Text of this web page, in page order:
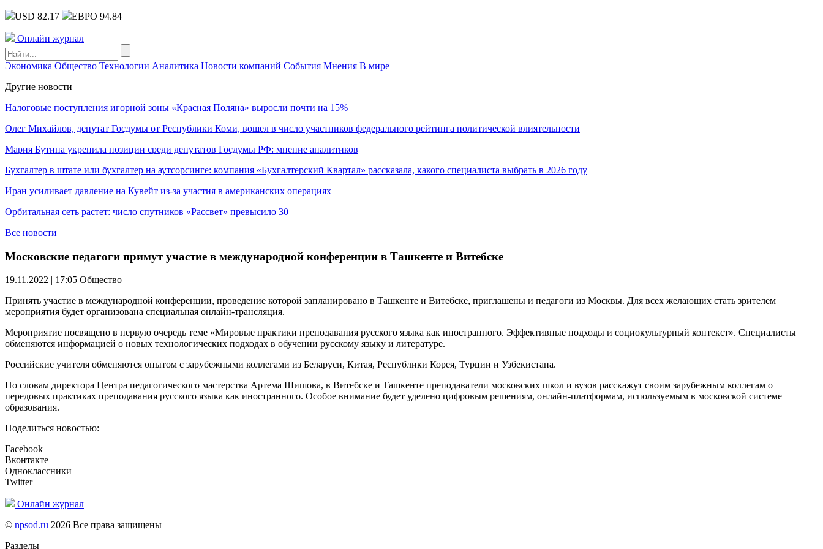
USD 82.17 ЕВРО 94.84
Онлайн журнал
Экономика Общество Технологии Аналитика Новости компаний События Мнения В мире
Другие новости
Налоговые поступления игорной зоны «Красная Поляна» выросли почти на 15%
Олег Михайлов, депутат Госдумы от Республики Коми, вошел в число участников федерального рейтинга политической влиятельности
Мария Бутина укрепила позиции среди депутатов Госдумы РФ: мнение аналитиков
Бухгалтер в штате или бухгалтер на аутсорсинге: компания «Бухгалтерский Квартал» рассказала, какого специалиста выбрать в 2026 году
Иран усиливает давление на Кувейт из-за участия в американских операциях
Орбитальная сеть растет: число спутников «Рассвет» превысило 30
Все новости
Московские педагоги примут участие в международной конференции в Ташкенте и Витебске
19.11.2022 | 17:05 Общество
Принять участие в международной конференции, проведение которой запланировано в Ташкенте и Витебске, приглашены и педагоги из Москвы. Для всех желающих стать зрителем
мероприятия будет организована специальная онлайн-трансляция.
Мероприятие посвящено в первую очередь теме «Мировые практики преподавания русского языка как иностранного. Эффективные подходы и социокультурный контекст». Специалисты
обменяются информацией о новых технологических подходах в обучении русскому языку и литературе.
Российские учителя обменяются опытом с зарубежными коллегами из Беларуси, Китая, Республики Корея, Турции и Узбекистана.
По словам директора Центра педагогического мастерства Артема Шишова, в Витебске и Ташкенте преподаватели московских школ и вузов расскажут своим зарубежным коллегам о
передовых практиках преподавания русского языка как иностранного. Особое внимание будет уделено цифровым решениям, онлайн-платформам, используемым в московской системе
образования.
Поделиться новостью:
Facebook
Вконтакте
Одноклассники
Twitter
Онлайн журнал
© npsod.ru 2026 Все права защищены
Разделы